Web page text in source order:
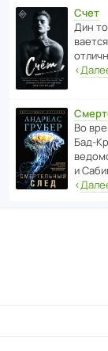
Счет
Дин
‹
Во
и
‹